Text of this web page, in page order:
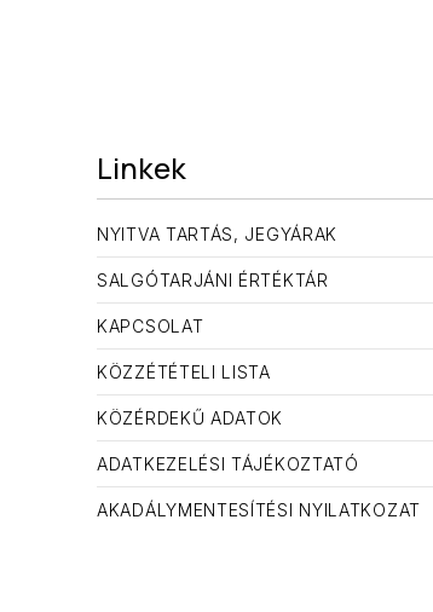
Linkek
NYITVA TARTÁS, JEGYÁRAK
SALGÓTARJÁNI ÉRTÉKTÁR
KAPCSOLAT
KÖZZÉTÉTELI LISTA
KÖZÉRDEKŰ ADATOK
ADATKEZELÉSI TÁJÉKOZTATÓ
AKADÁLYMENTESÍTÉSI NYILATKOZAT